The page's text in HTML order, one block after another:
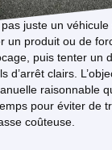
juste un
un produit ou de
puis tenter un
d’arrêt clairs.
raisonnable
pour éviter de
coûteuse.